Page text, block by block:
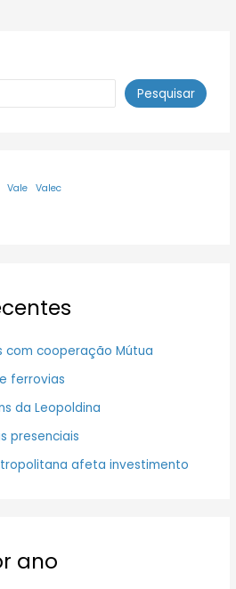
Pesquisar
Vale Valec
com cooperação Mútua
ferrovias
da Leopoldina
presenciais
afeta investimento
ano